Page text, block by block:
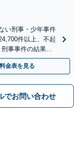
い刑事・少年事件
件以上、不起
事事件の結果は
料金表を見る
でお問い合わせ